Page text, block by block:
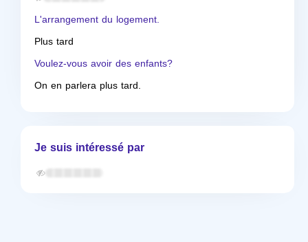
L'arrangement du logement.
Plus tard
Voulez-vous avoir des enfants?
On en parlera plus tard.
Je suis intéressé par